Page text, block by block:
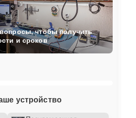
устройство
чтобы получить
и сроков